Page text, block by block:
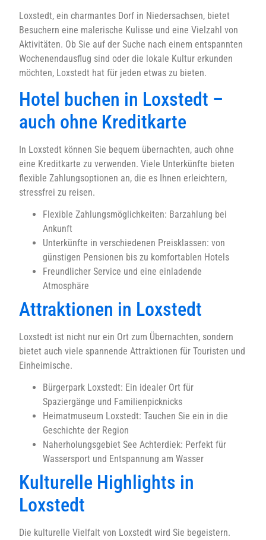
Loxstedt, ein charmantes Dorf in Niedersachsen, bietet
Besuchern eine malerische Kulisse und eine Vielzahl von
Aktivitäten. Ob Sie auf der Suche nach einem entspannten
Wochenendausflug sind oder die lokale Kultur erkunden
möchten, Loxstedt hat für jeden etwas zu bieten.
Hotel buchen in Loxstedt –
auch ohne Kreditkarte
In Loxstedt können Sie bequem übernachten, auch ohne
eine Kreditkarte zu verwenden. Viele Unterkünfte bieten
flexible Zahlungsoptionen an, die es Ihnen erleichtern,
stressfrei zu reisen.
Flexible Zahlungsmöglichkeiten: Barzahlung bei
Ankunft
Unterkünfte in verschiedenen Preisklassen: von
günstigen Pensionen bis zu komfortablen Hotels
Freundlicher Service und eine einladende
Atmosphäre
Attraktionen in Loxstedt
Loxstedt ist nicht nur ein Ort zum Übernachten, sondern
bietet auch viele spannende Attraktionen für Touristen und
Einheimische.
Bürgerpark Loxstedt: Ein idealer Ort für
Spaziergänge und Familienpicknicks
Heimatmuseum Loxstedt: Tauchen Sie ein in die
Geschichte der Region
Naherholungsgebiet See Achterdiek: Perfekt für
Wassersport und Entspannung am Wasser
Kulturelle Highlights in
Loxstedt
Die kulturelle Vielfalt von Loxstedt wird Sie begeistern.